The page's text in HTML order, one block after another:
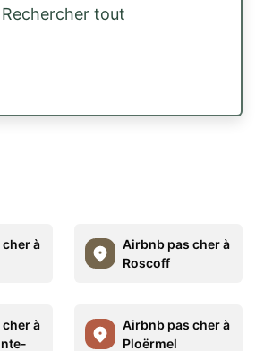
Rechercher tout
à
Airbnb pas cher à
Roscoff
à
Airbnb pas cher à
Ploërmel